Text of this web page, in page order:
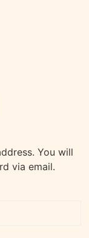
You will
via email.